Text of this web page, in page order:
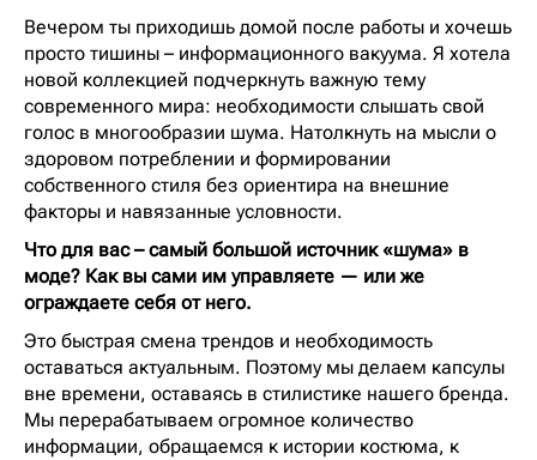
Вечером ты приходишь домой после работы и хочешь
просто тишины – информационного вакуума. Я хотела
новой коллекцией подчеркнуть важную тему
современного мира: необходимости слышать свой
голос в многообразии шума. Натолкнуть на мысли о
здоровом потреблении и формировании
собственного стиля без ориентира на внешние
факторы и навязанные условности.
Что для вас – самый большой источник «шума» в
моде? Как вы сами им управляете — или же
ограждаете себя от него.
Это быстрая смена трендов и необходимость
оставаться актуальным. Поэтому мы делаем капсулы
вне времени, оставаясь в стилистике нашего бренда.
Мы перерабатываем огромное количество
информации, обращаемся к истории костюма, к